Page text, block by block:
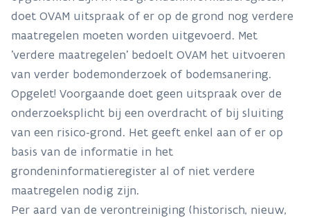
Bijgevolg is deze grond een risicogrond”.
Grond met inventarisatieplicht
“Deze grond is opgenomen in de gemeentelijke
op deze grond een hinderlijke inrichting met
inventarisatieplicht aanwezig was. Wegens de
stopzetting van de activiteiten voor 11.02.1946 is de
wordt niet
VLAREBO-
gemeentelijke
doet OVAM uitspraak of er op de grond nog verdere
maatregelen moeten worden uitgevoerd. Met
'verdere maatregelen' bedoelt OVAM het uitvoeren
van verder bodemonderzoek of bodemsanering.
Opgelet! Voorgaande doet geen uitspraak over de
onderzoeksplicht bij een overdracht of bij sluiting
van een risico-grond. Het geeft enkel aan of er op
basis van de informatie in het
grondeninformatieregister al of niet verdere
maatregelen nodig zijn.
Per aard van de verontreiniging (historisch, nieuw,